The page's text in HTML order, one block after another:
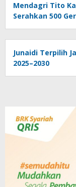
Mendagri Tito
Serahkan 500
Junaidi Terpilih
2025–2030